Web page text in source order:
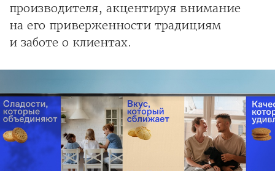
производителя, акцентируя внимание
на его приверженности традициям
и заботе о клиентах.